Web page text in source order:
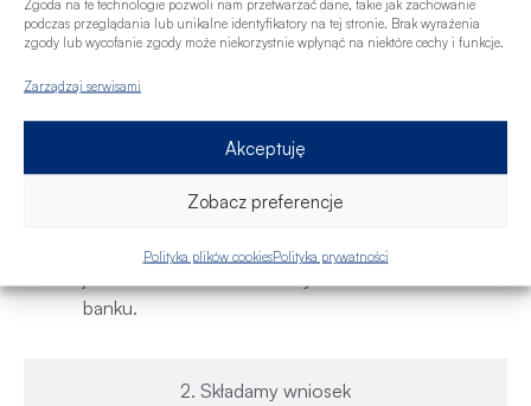
Zgoda na te technologie pozwoli nam przetwarzać dane, takie jak zachowanie
podczas przeglądania lub unikalne identyfikatory na tej stronie. Brak wyrażenia
zgody lub wycofanie zgody może niekorzystnie wpłynąć na niektóre cechy i funkcje.
Zarządzaj serwisami
Akceptuję
Zobacz preferencje
Polityka plików cookiesPolityka prywatności
2. Składamy wniosek
jak można wpływać na zdolność kredytową i
scoring kredytowy, tak aby zwiększyć możliwą
uzyskanie finansowania.
Przygotuję najkorzystniejsze oferty dla
Ciebie do porównania
propozycję spośród instytucji finansowych, z
którymi współpracujemy (17 banków). Dowiesz
się, ile wyniesie comiesięczna rata kredytu oraz
banku.